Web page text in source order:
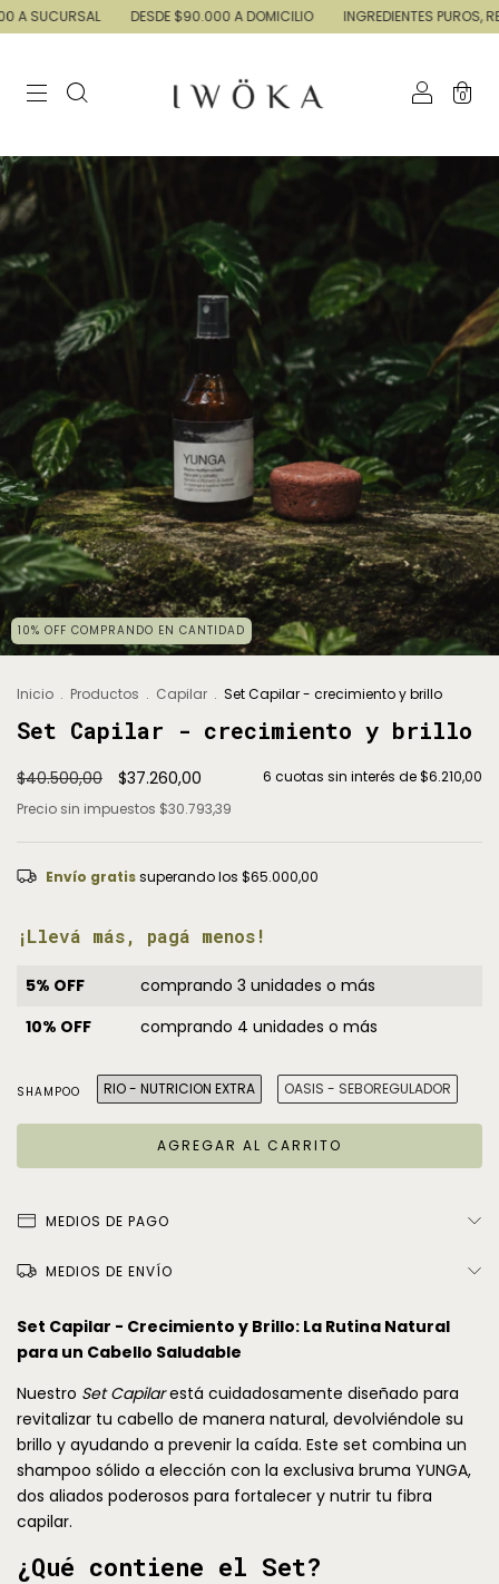
DESDE $90.000 A DOMICILIO INGREDIENTES PUROS,
0
10% OFF COMPRANDO EN CANTIDAD
Inicio . Productos . Capilar . Set Capilar - crecimiento y brillo
Set Capilar - crecimiento y brillo
$40.500,00 $37.260,00 6 cuotas sin interés de$6.210,00
Precio sin impuestos $30.793,39
Envío gratis superando los $65.000,00
¡Llevá más, pagá menos!
5% OFF
comprando 3 unidades o más
10% OFF
comprando 4 unidades o más
SHAMPOO RIO - NUTRICION EXTRA OASIS - SEBOREGULADOR
MEDIOS DE PAGO
MEDIOS DE ENVÍO
Set Capilar - Crecimiento y Brillo: La Rutina Natural
para un Cabello Saludable
Nuestro Set Capilarestá cuidadosamente diseñado para
revitalizar tu cabello de manera natural, devolviéndole su
brillo y ayudando a prevenir la caída. Este set combina un
shampoo sólido a elección con la exclusiva bruma YUNGA,
dos aliados poderosos para fortalecer y nutrir tu fibra
capilar.
¿Qué contiene el Set?